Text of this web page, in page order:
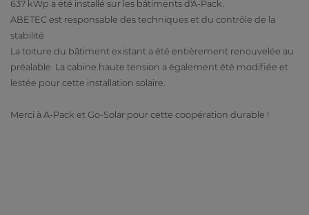
637 kWp a été installé sur les bâtiments d'A-Pack.
ABETEC est responsable des techniques et du contrôle de la
stabilité
La toiture du bâtiment existant a été entièrement renouvelée au
préalable. La cabine haute tension a également été modifiée et
lestée pour cette installation solaire.
Merci à A-Pack et Go-Solar pour cette coopération durable !